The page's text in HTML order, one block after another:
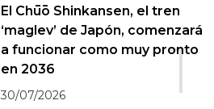
1
El Chūō Shinkansen, el tren
‘maglev’ de Japón, comenzará
a funcionar como muy pronto
en 2036
30/07/2026